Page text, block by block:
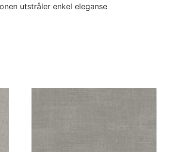
utstråler enkel eleganse